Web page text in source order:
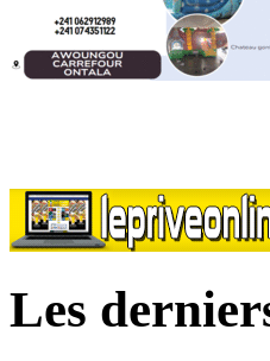
Les